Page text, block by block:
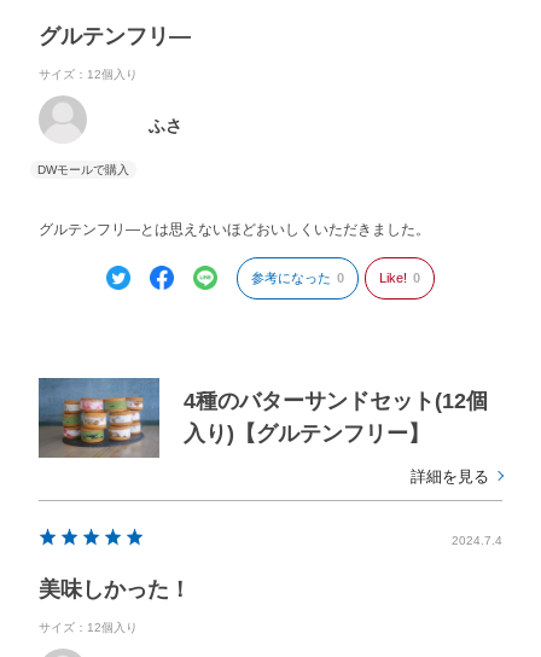
グルテンフリ―
サイズ：12個入り
ふさ
グルテンフリ―とは思えないほどおいしくいただきました。
参考になった 0 Like! 0
4種のバターサンドセット(12個
入り)【グルテンフリー】
詳細を見る
2024.7.4
美味しかった！
サイズ：12個入り